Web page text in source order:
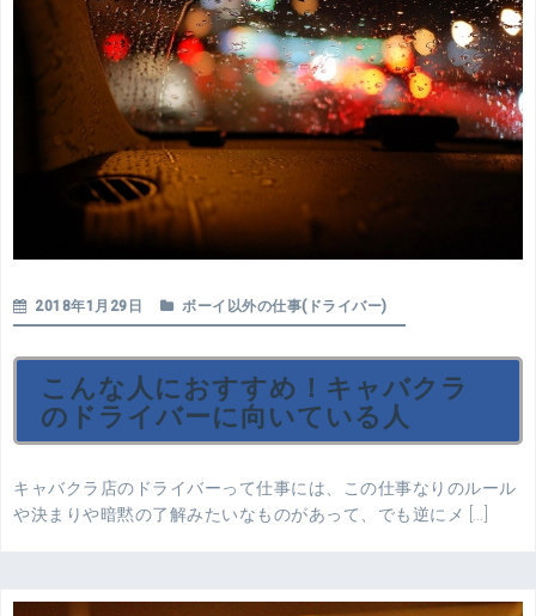
2018年1月29日 ボーイ以外の仕事(ドライバー)
こんな人におすすめ！キャバクラ
のドライバーに向いている人
キャバクラ店のドライバーって仕事には、この仕事なりのルール
や決まりや暗黙の了解みたいなものがあって、でも逆にメ […]